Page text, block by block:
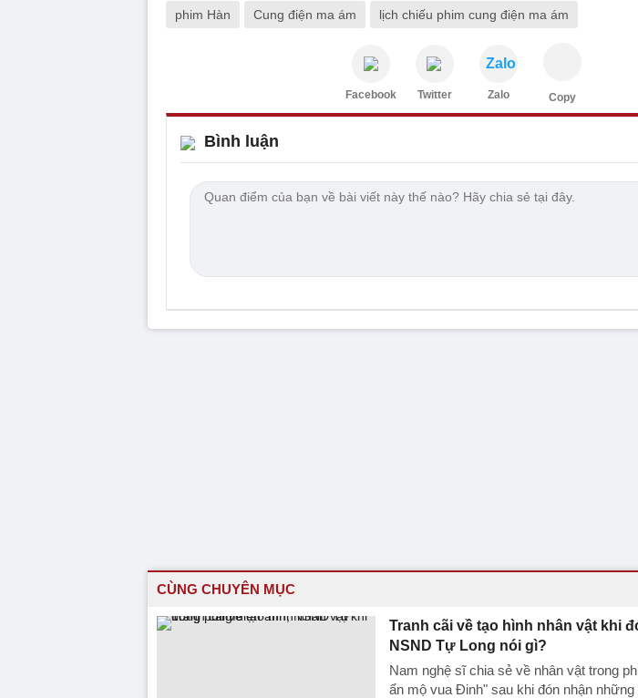
phim Hàn Cung điện ma ám lịch chiếu phim cung điện ma ám
Facebook Twitter
Zalo
Zalo Copy
Bình luận
CÙNG CHUYÊN MỤC
Tranh cãi về tạo hình nhân vật khi
NSND Tự Long nói gì?
Nam nghệ sĩ chia sẻ về nhân vật trong
ẩn mộ vua Đinh" sau khi đón nhận